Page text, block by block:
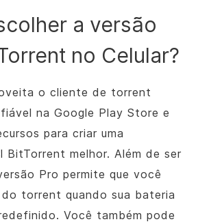
a versão
no Celular?
o cliente de torrent
na Google Play Store e
para criar uma
BitTorrent melhor. Além de ser
Pro permite que você
torrent quando sua bateria
Você também pode